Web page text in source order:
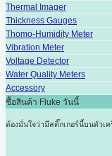
Thermal Imager
Thickness Gauges
Thomo-Humidity Meter
Vibration Meter
Voltage Detector
Water Quality Meters
Accessory
ซื้อสินค้า Fluke วันนี้
ต้องมั่นใจว่ามีสติ๊กเกอร์นี้บนตัวเค